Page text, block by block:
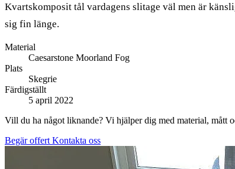
Kvartskomposit tål vardagens slitage väl men är
sig fin länge.
Material
Caesarstone Moorland Fog
Plats
Skegrie
Färdigställt
5 april 2022
Vill du ha något liknande? Vi hjälper dig med material, mått
Begär offert Kontakta oss